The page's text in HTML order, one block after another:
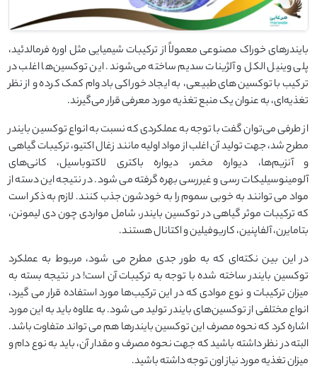
بایندرهای خوراک مصنوعی معمولاً از ترکیبات شیمیایی مثل اوره فرمالدئید،
پلی وینیل الکل و آلژینات سدیم ساخته می‌شوند. این توکسین‌ها اغلب در
ترکیب با توکسین‌‌های طبیعی، به ایجاد خوراکی بادوام کمک کرده و از نظر
تغذیه‌ای، به عنوان یک منبع تغذیه مورد معرفی قرار می‌گیرند.
از طرفی می‌توان گفت با توجه به عملکردی که نسبت به انواع توکسین بایندر
مطرح شد، جهت تولید آن اغلب از مواد اولیه مانند زغال اکتیو، ترکیبات گیاهی
و آنزیم‌ها، دیواره مخمر، دیواره باکتری لاکتوباسیل، کانی‌های
آلومینوسیلیکات رسی و غیررسی بهره گرفته می شود. در نتیجه این دسته از
مواد می توانند به خوبی سموم را به خودشون جذب کنند. لازم به ذکر است
که ترکیبات موثر گیاهی در توکسین بایندر، شامل مواردی چون دی لیمونن،
بتامایرن، آلفاپنین، کاریوفیلین و اکتانال هستند.
در این بین نکته‌ای که به طور جدی مطرح می شود، مربوط به عملکرد
توکسین بایندر ساخته شده با توجه به ترکیبات آن است! در نتیجه بسته به
میزان ترکیبات و نوع موادی که در این ترکیب‌ها مورد استفاده قرار می گیرد،
انواع مختلفی از توکسین‌های بایندر تولید می شود. به علاوه باید به این مورد
اشاره کرد که نحوه مصرف این توکسین بایندرها هم می تواند متفاوت باشد.
البته در نظر داشته باشید که جهت نحوه مصرف و مقدار آن، باید به نوع دام و
میزان تغذیه مورد نیاز اون توجه داشته باشید.